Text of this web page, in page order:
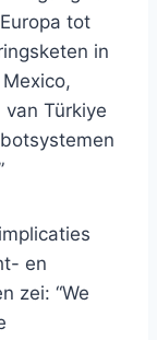
tot
in
Türkiye
en
zei: “We